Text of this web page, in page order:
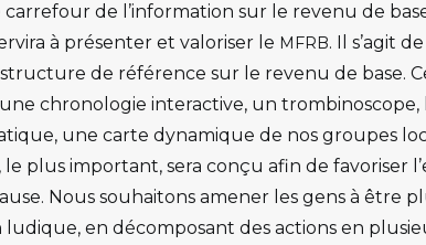
carrefour de l’information sur le revenu de
à présenter et valoriser le MFRB. Il s’agit
de référence sur le revenu de base.
chronologie interactive, un
une carte dynamique de nos groupes
le plus important, sera conçu afin de favoriser
Nous souhaitons amener les gens à être
en décomposant des actions en